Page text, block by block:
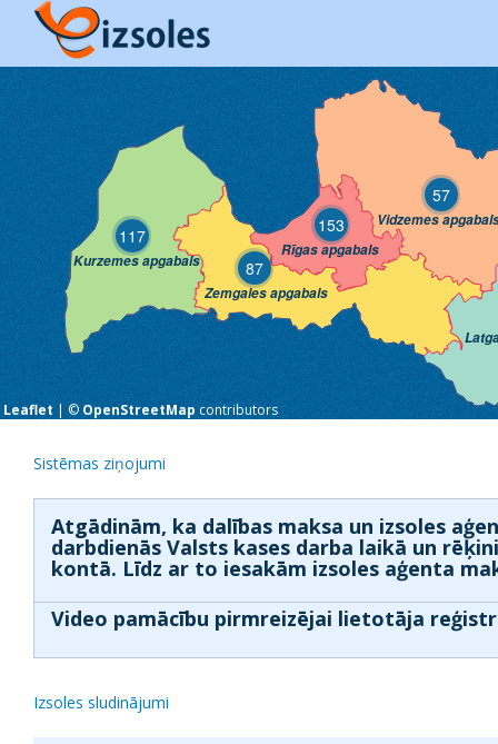
87
Zemgales apgabals
117
Kurzemes apgabals
153
Rīgas apgabals
57
Vidzemes
Leaflet | © OpenStreetMap contributors
Sistēmas ziņojumi
Atgādinām, ka dalības maksa un izsoles
darbdienās Valsts kases darba laikā un
kontā. Līdz ar to iesakām izsoles aģenta
Video pamācību pirmreizējai lietotāja
Izsoles sludinājumi